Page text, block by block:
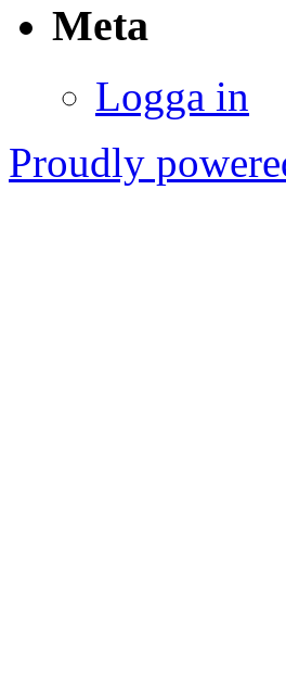
Meta
Logga in
Proudly